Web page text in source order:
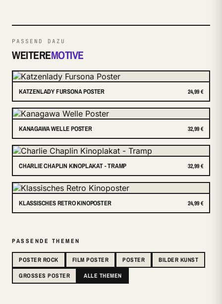
PASSEND DAZU
WEITEREMOTIVE
KATZENLADY FURSONA POSTER 24,99 €
KANAGAWA WELLE POSTER 32,99 €
CHARLIE CHAPLIN KINOPLAKAT - TRAMP 32,99 €
KLASSISCHES RETRO KINOPOSTER 24,99 €
PASSENDE THEMEN
POSTER ROCK FILM POSTER POSTER
BILDER KUNST
GROSSES POSTER
ALLE THEMEN